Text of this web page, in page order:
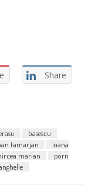
Share
basescu
tamarjan
ioana
marian
porn